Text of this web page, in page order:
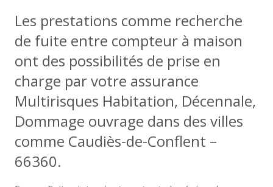
Les prestations comme recherche
de fuite entre compteur à maison
ont des possibilités de prise en
charge par votre assurance
Multirisques Habitation, Décennale,
Dommage ouvrage dans des villes
comme Caudiès-de-Conflent –
66360.